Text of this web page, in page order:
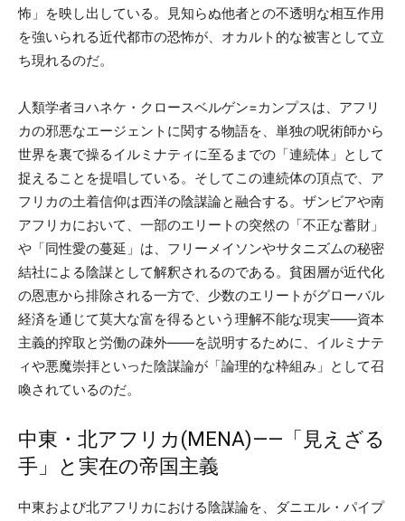
怖」を映し出している。見知らぬ他者との不透明な相互作用
を強いられる近代都市の恐怖が、オカルト的な被害として立
ち現れるのだ。
人類学者ヨハネケ・クロースベルゲン=カンプスは、アフリ
カの邪悪なエージェントに関する物語を、単独の呪術師から
世界を裏で操るイルミナティに至るまでの「連続体」として
捉えることを提唱している。そしてこの連続体の頂点で、ア
フリカの土着信仰は西洋の陰謀論と融合する。ザンビアや南
アフリカにおいて、一部のエリートの突然の「不正な蓄財」
や「同性愛の蔓延」は、フリーメイソンやサタニズムの秘密
結社による陰謀として解釈されるのである。貧困層が近代化
の恩恵から排除される一方で、少数のエリートがグローバル
経済を通じて莫大な富を得るという理解不能な現実——資本
主義的搾取と労働の疎外——を説明するために、イルミナテ
ィや悪魔崇拝といった陰謀論が「論理的な枠組み」として召
喚されているのだ。
中東・北アフリカ(MENA)——「見えざる
手」と実在の帝国主義
中東および北アフリカにおける陰謀論を、ダニエル・パイプ